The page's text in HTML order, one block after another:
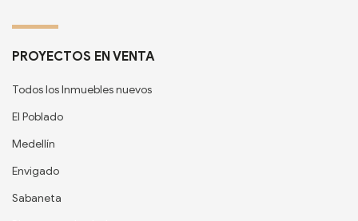
PROYECTOS EN VENTA
Todos los Inmuebles nuevos
El Poblado
Medellín
Envigado
Sabaneta